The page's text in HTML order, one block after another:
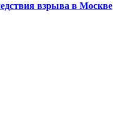
взрыва в Москве